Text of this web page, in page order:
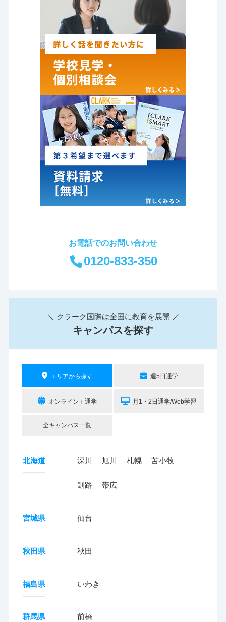
お電話でのお問い合わせ
0120-833-350
＼ クラーク国際は全国に教育を展開 ／
キャンパスを探す
エリアから探す 週5日通学
オンライン＋通学 月1・2日通学/Web学習
全キャンパス一覧
北海道 深川 旭川 札幌 苫小牧
釧路 帯広
宮城県 仙台
秋田県 秋田
福島県 いわき
群馬県 前橋